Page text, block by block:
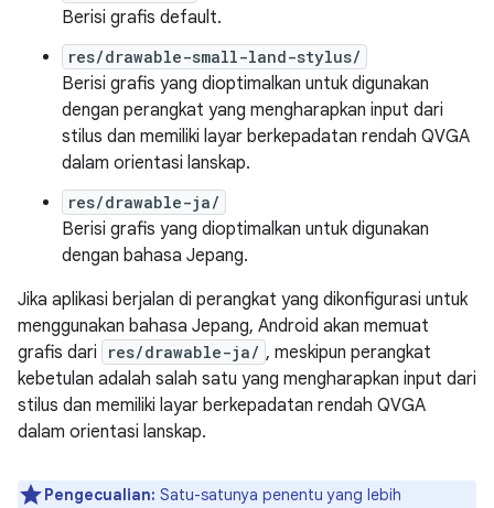
Berisi grafis default.
res/drawable-small-land-stylus/
Berisi grafis yang dioptimalkan untuk digunakan
dengan perangkat yang mengharapkan input dari
stilus dan memiliki layar berkepadatan rendah QVGA
dalam orientasi lanskap.
res/drawable-ja/
Berisi grafis yang dioptimalkan untuk digunakan
dengan bahasa Jepang.
Jika aplikasi berjalan di perangkat yang dikonfigurasi untuk
menggunakan bahasa Jepang, Android akan memuat
grafis dari
res/drawable-ja/ , meskipun perangkat
kebetulan adalah salah satu yang mengharapkan input dari
stilus dan memiliki layar berkepadatan rendah QVGA
dalam orientasi lanskap.
Pengecualian: Satu-satunya penentu yang lebih